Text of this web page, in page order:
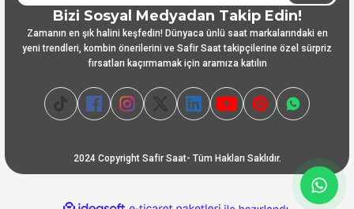
Bizi Sosyal Medyadan Takip Edin!
Zamanın en şık halini keşfedin! Dünyaca ünlü saat markalarındaki en
yeni trendleri, kombin önerilerini ve Safir Saat takipçilerine özel sürpriz
fırsatları kaçırmamak için aramıza katılın
2024 Copyright Safir Saat- Tüm Hakları Saklıdır.